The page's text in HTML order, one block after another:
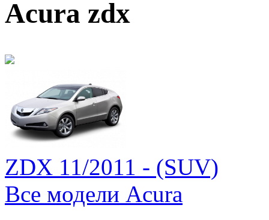
Acura zdx
ZDX 11/2011 - (SUV)
Все модели Acura